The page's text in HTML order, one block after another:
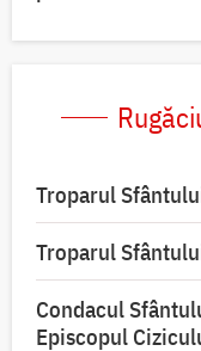
Troparul
Troparul
Condacul
Episcopul